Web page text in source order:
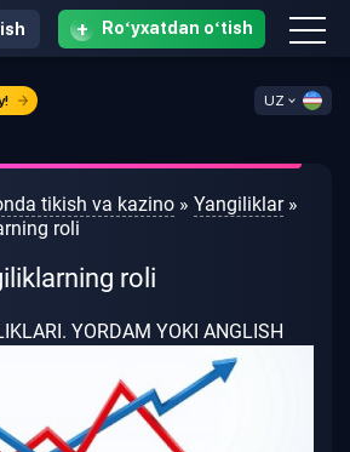
UZ
+ Roʻyxatdan oʻtish
tikish va kazino » Yangiliklar»
roli
roli
YORDAM YOKI ANGLISH